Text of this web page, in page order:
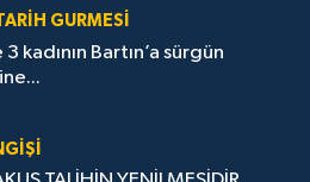
GURMESI
kadının Bartın’a sürgün